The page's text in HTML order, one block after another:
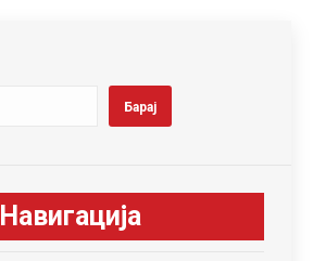
Барај
Навигација